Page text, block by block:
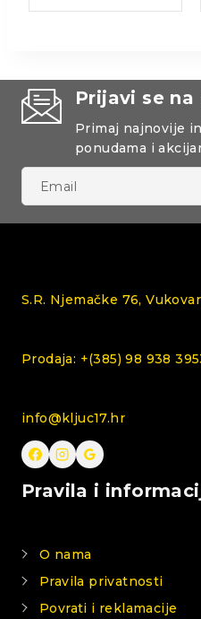
Prijavi se
Primaj najnovije
ponudama i
S.R. Njemačke 76,
Prodaja: +(385) 98 938
info@kljuc17.hr
Pravila i
O nama
Pravila privatnosti
Povrati i reklamacije